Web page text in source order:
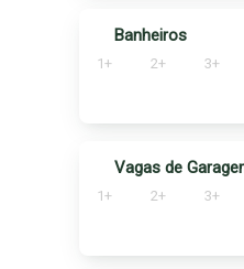
Banheiros
1+ 2+ 3+
Vagas de
1+ 2+ 3+